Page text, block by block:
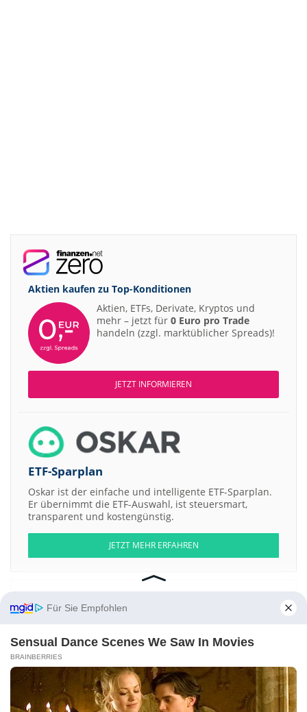
Aktien kaufen zu Top-Konditionen
Aktien, ETFs, Derivate, Kryptos und
mehr – jetzt für 0 Euro pro Trade
handeln (zzgl. marktüblicher Spreads)!
JETZT INFORMIEREN
ETF-Sparplan
Oskar ist der einfache und intelligente ETF-Sparplan.
Er übernimmt die ETF-Auswahl, ist steuersmart,
transparent und kostengünstig.
JETZT MEHR ERFAHREN
S&P 500
The J.G. Wentworth Company Registered a Winvest Group
CMS Info
Systems
Chain Bridge I Registered a VMG Consumer Acquisition a
Kontakt-Impressum- Werbung -Barrierefreiheit
Für Sie Empfohlen
Sensual Dance Scenes We Saw In Movies
BRAINBERRIES